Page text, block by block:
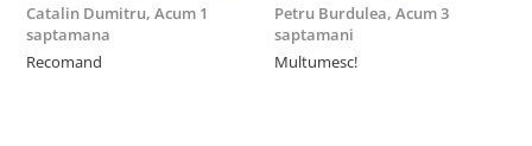
Catalin Dumitru, Acum 1
saptamana
Recomand
Petru Burdulea, Acum 3
saptamani
Multumesc!